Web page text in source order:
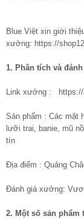
Blue Việt xin giới
xưởng: https://
1. Phân tích và
Link xưởng : https://
Sản phẩm : Các mặt
lưỡi trai, banie, mũ
tín
Địa điểm : Quảng
Đánh giá xưởng:
2. Một số sản phẩm